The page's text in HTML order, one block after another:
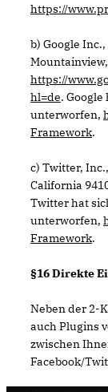
https://
b) Google
https://
hl=de.
unterworfen,
Framework.
c) Twitter,
California
Twitter hat
unterworfen,
Framework.
§16 Direkte
Neben der 2-
auch Plugins
zwischen
Facebook/